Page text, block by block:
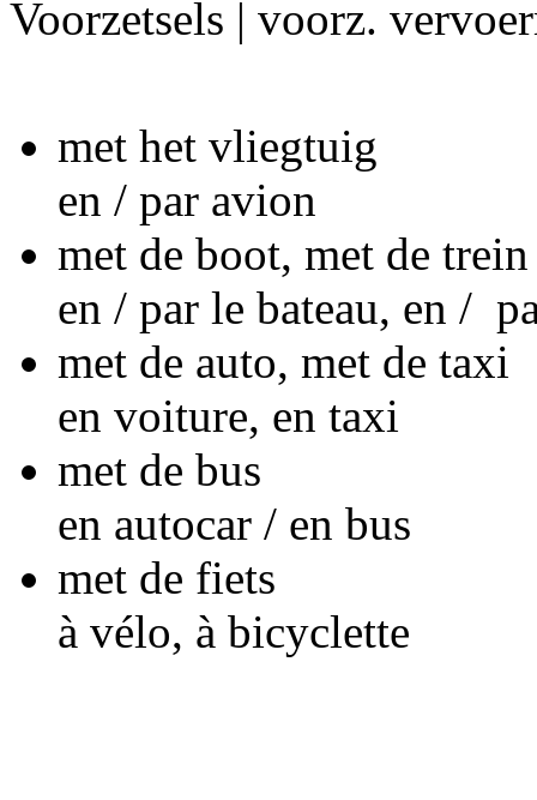
Voorzetsels | voorz.
met het vliegtuig
en / par avion
met de boot, met de trein
en / par le bateau, en /
met de auto, met de taxi
en voiture, en taxi
met de bus
en autocar / en bus
met de fiets
à vélo, à bicyclette